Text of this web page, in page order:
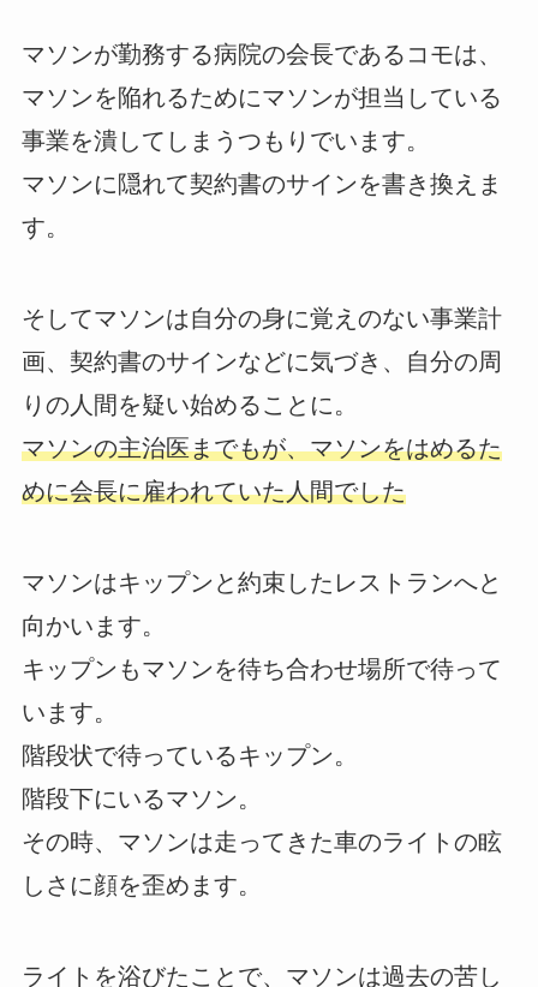
マソンが勤務する病院の会長であるコモは、
マソンを陥れるためにマソンが担当している
事業を潰してしまうつもりでいます。
マソンに隠れて契約書のサインを書き換えま
す。
そしてマソンは自分の身に覚えのない事業計
画、契約書のサインなどに気づき、自分の周
りの人間を疑い始めることに。
マソンの主治医までもが、マソンをはめるた
めに会長に雇われていた人間でした
マソンはキップンと約束したレストランへと
向かいます。
キップンもマソンを待ち合わせ場所で待って
います。
階段状で待っているキップン。
階段下にいるマソン。
その時、マソンは走ってきた車のライトの眩
しさに顔を歪めます。
ライトを浴びたことで、マソンは過去の苦し